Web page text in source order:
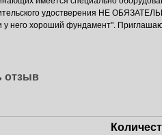
удостверения НЕ
у него хороший фундамент".
отзыв